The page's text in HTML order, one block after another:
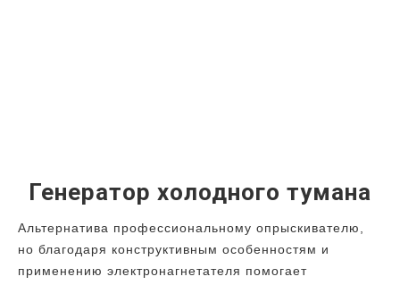
Генератор холодного тумана
Альтернатива профессиональному опрыскивателю,
но благодаря конструктивным особенностям и
применению электронагнетателя помогает